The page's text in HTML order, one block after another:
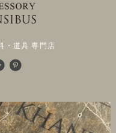
・道具 専門店